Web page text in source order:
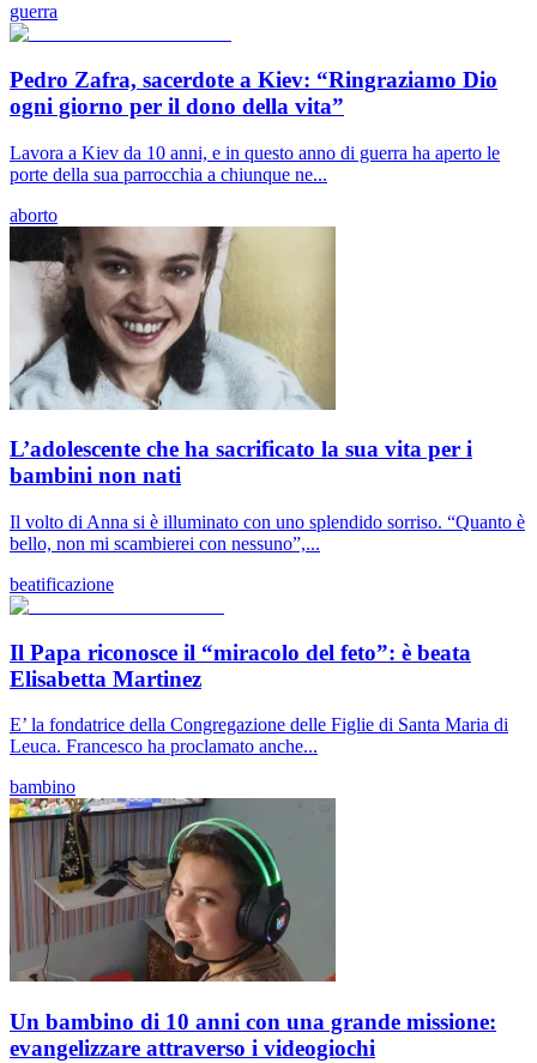
guerra
Pedro Zafra, sacerdote a Kiev: “Ringraziamo Dio
ogni giorno per il dono della vita”
Lavora a Kiev da 10 anni, e in questo anno di guerra ha aperto le
porte della sua parrocchia a chiunque ne...
aborto
L’adolescente che ha sacrificato la sua vita per i
bambini non nati
Il volto di Anna si è illuminato con uno splendido sorriso. “Quanto è
bello, non mi scambierei con nessuno”,...
beatificazione
Il Papa riconosce il “miracolo del feto”: è beata
Elisabetta Martinez
E’ la fondatrice della Congregazione delle Figlie di Santa Maria di
Leuca. Francesco ha proclamato anche...
bambino
Un bambino di 10 anni con una grande missione:
evangelizzare attraverso i videogiochi